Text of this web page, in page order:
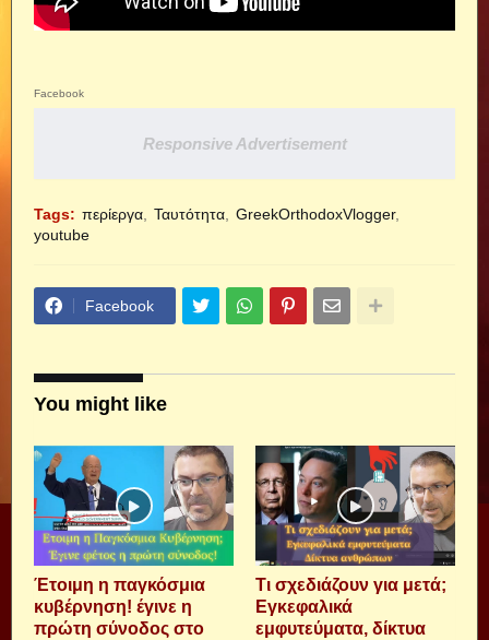
Facebook
Responsive Advertisement
Tags: περίεργα Ταυτότητα
GreekOrthodoxVlogger
youtube
Facebook
You might like
Έτοιμη η παγκόσμια
κυβέρνηση! έγινε η
πρώτη σύνοδος στο
Τι σχεδιάζουν για μετά;
Εγκεφαλικά
εμφυτεύματα, δίκτυα